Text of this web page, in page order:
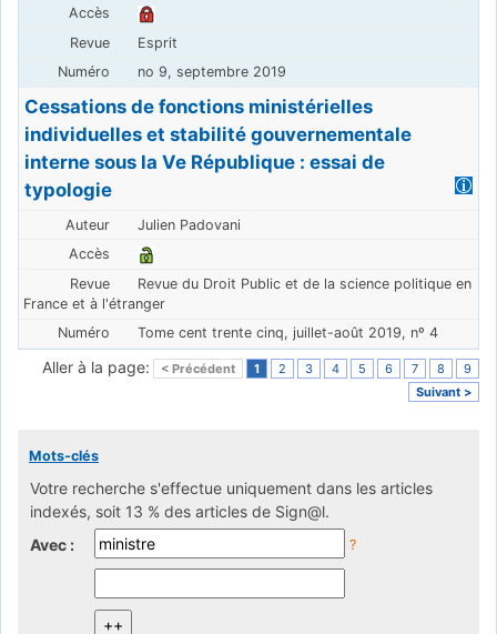
Esprit
no 9, septembre 2019
Cessations de fonctions ministérielles
individuelles et stabilité gouvernementale
interne sous la Ve République : essai de
typologie
Julien Padovani
Revue du Droit Public et de la science politique en
France et à l'étranger
Tome cent trente cinq, juillet-août 2019, nº 4
Aller à la page: < Précédent 1 2 3 4 5 6 7 8
9
Suivant >
Mots-clés
Votre recherche s'effectue uniquement dans les articles
indexés, soit 13 % des articles de Sign@l.
Avec :
?